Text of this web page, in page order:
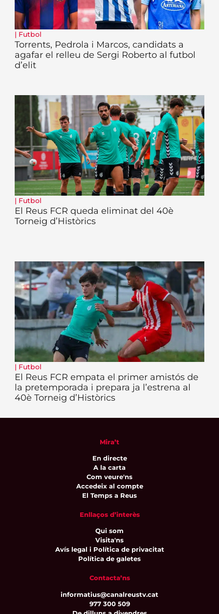
| Futbol
Torrents, Pedrola i Marcos, candidats a
agafar el relleu de Sergi Roberto al futbol
d’elit
| Futbol
El Reus FCR queda eliminat del 40è
Torneig d’Històrics
| Futbol
El Reus FCR empata el primer amistós de
la pretemporada i prepara ja l’estrena al
40è Torneig d’Històrics
Mira’t
En directe
A la carta
Com veure'ns
Accedeix al compte
El Temps a Reus
Enllaços d’interès
Qui som
Visita'ns
Avís legal i Política de privacitat
Política de galetes
Contacta’ns
informatius@canalreustv.cat
977 300 509